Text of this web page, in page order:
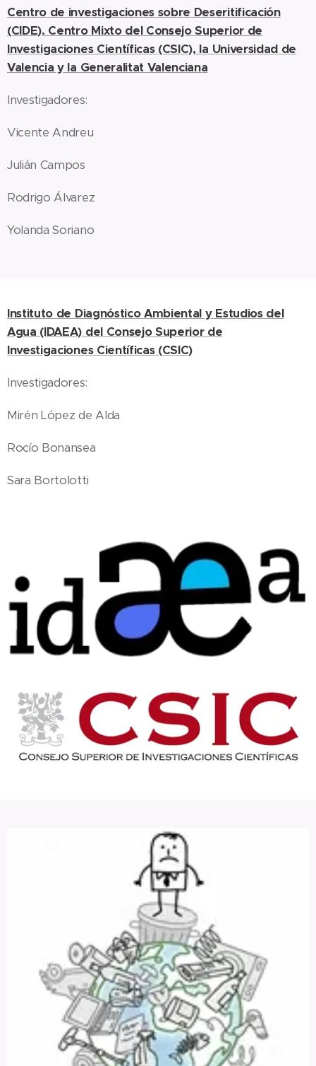
Centro de investigaciones sobre Deseritificación
(CIDE). Centro Mixto del Consejo Superior de
Investigaciones Científicas (CSIC), la Universidad de
Valencia y la Generalitat Valenciana
Investigadores:
Vicente Andreu
Julián Campos
Rodrigo Álvarez
Yolanda Soriano
Instituto de Diagnóstico Ambiental y Estudios del
Agua (IDAEA) del Consejo Superior de
Investigaciones Científicas (CSIC)
Investigadores:
Mirén López de Alda
Rocío Bonansea
Sara Bortolotti